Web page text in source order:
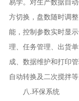
方切换，盘数随时调
能，控制参数实时显
理、任务管理、出货
成、数据维护和打印
自动转换及二次搅拌等
八.环保系统